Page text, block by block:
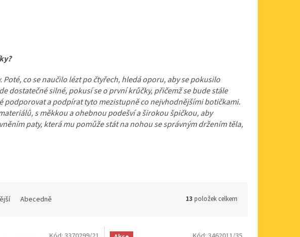
co se naučilo lézt po čtyřech, hledá oporu, aby se pokusilo
dostatečné silné, pokusí se o první krůčky, přičemž se bude stále
a podpírat tyto mezistupně co nejvhodnějšími botičkami.
s měkkou a ohebnou podešví a širokou špičkou, aby
paty, která mu pomůže stát na nohou se správným držením těla,
Abecedně 13 položek celkem